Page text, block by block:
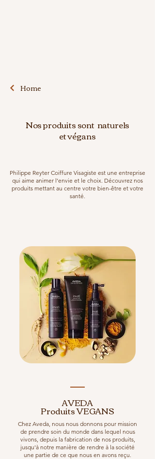
Nos produits sont naturels
etvégans
Home
Philippe Reyter Coiffure Visagiste est une entreprise
qui aime animer l’envie et le choix. Découvrez nos
produits mettant au centre votre bien-être et votre
santé.
AVEDA
Produits VEGANS
Chez Aveda, nous nous donnons pour mission
de prendre soin du monde dans lequel nous
vivons, depuis la fabrication de nos produits,
jusqu'à notre manière de rendre à la société
une partie de ce que nous en avons reçu.